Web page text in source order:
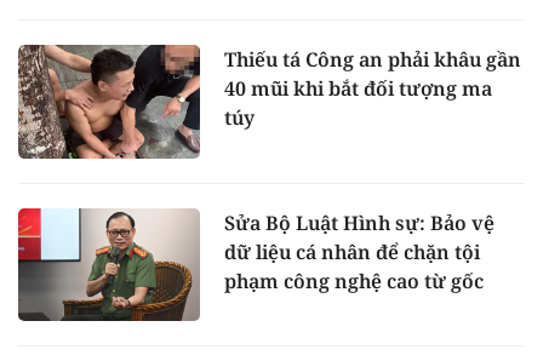
Thiếu tá Công an phải khâu gần
40 mũi khi bắt đối tượng ma
túy
Sửa Bộ Luật Hình sự: Bảo vệ
dữ liệu cá nhân để chặn tội
phạm công nghệ cao từ gốc